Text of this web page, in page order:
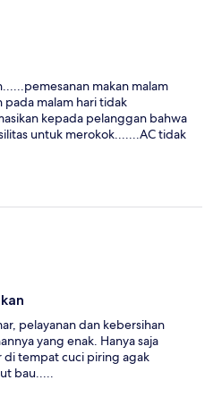
makan malam
pada malam hari tidak
kepada pelanggan bahwa
untuk merokok.......AC tidak
pelayanan dan kebersihan
yang enak. Hanya saja
di tempat cuci piring agak
bau.....